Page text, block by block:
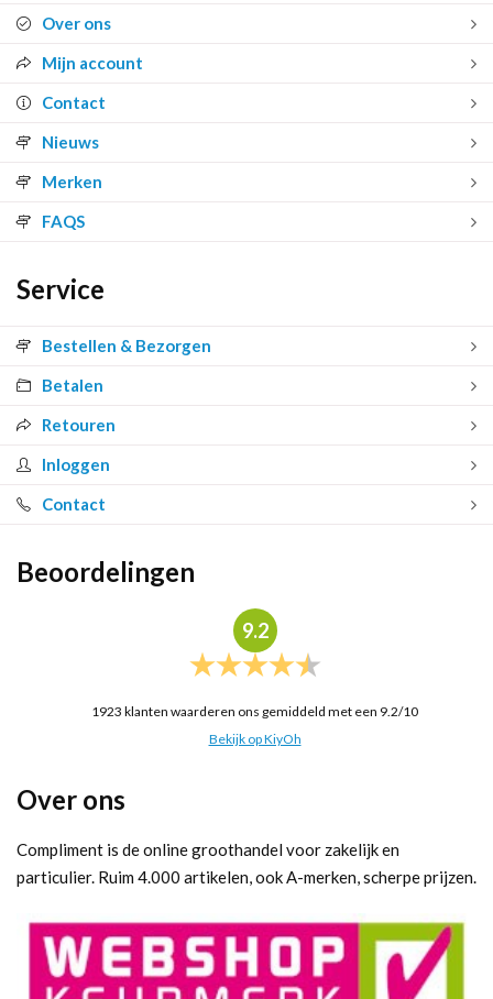
Over ons
Mijn account
Contact
Nieuws
Merken
FAQS
Service
Bestellen & Bezorgen
Betalen
Retouren
Inloggen
Contact
Beoordelingen
9.2
1923 klanten waarderen ons gemiddeld met een 9.2/10
Bekijk op KiyOh
Over ons
Compliment is de online groothandel voor zakelijk en
particulier. Ruim 4.000 artikelen, ook A-merken, scherpe prijzen.